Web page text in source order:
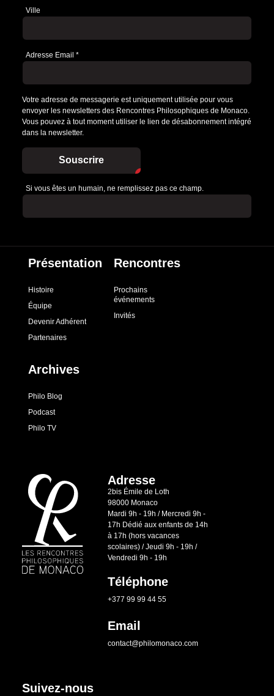
Ville
Adresse Email *
Votre adresse de messagerie est uniquement utilisée pour vous
envoyer les newsletters des Rencontres Philosophiques de Monaco.
Vous pouvez à tout moment utiliser le lien de désabonnement intégré
dans la newsletter.
Souscrire
Si vous êtes un humain, ne remplissez pas ce champ.
Présentation
Histoire
Équipe
Devenir Adhérent
Partenaires
Rencontres
Prochains
événements
Invités
Archives
Philo Blog
Podcast
Philo TV
Adresse
2bis Émile de Loth
98000 Monaco
Mardi 9h - 19h / Mercredi 9h -
17h Dédié aux enfants de 14h
à 17h (hors vacances
scolaires) / Jeudi 9h - 19h /
Vendredi 9h - 19h
Téléphone
+377 99 99 44 55
Email
contact@philomonaco.com
Suivez-nous